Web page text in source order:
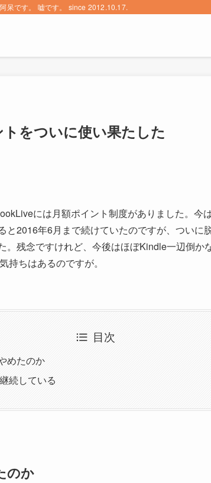
呆です。 嘘です。 since 2012.10.17.
をついに使い果たした
には月額ポイント制度がありました。今
と2016年6月まで続けていたのですが、ついに
。残念ですけれど、今後はほぼKindle一辺倒か
持ちはあるのですが。
目次
めたのか
続している
のか